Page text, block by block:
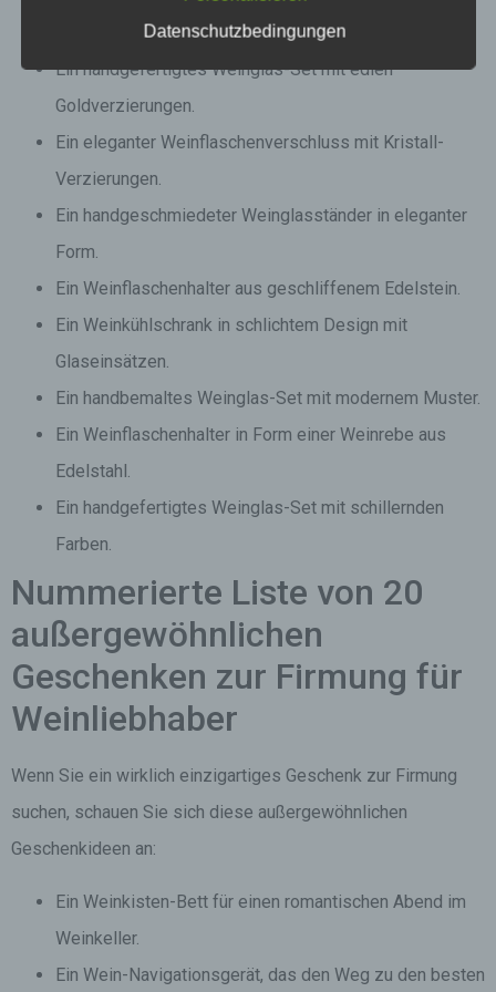
Ein Weinregal in Form eines Weinsilhouettes.
Ein handgefertigtes Weinglas-Set mit edlen
Goldverzierungen.
Ein eleganter Weinflaschenverschluss mit Kristall-
Verzierungen.
Ein handgeschmiedeter Weinglasständer in eleganter
Form.
Ein Weinflaschenhalter aus geschliffenem Edelstein.
Ein Weinkühlschrank in schlichtem Design mit
Glaseinsätzen.
Ein handbemaltes Weinglas-Set mit modernem Muster.
Ein Weinflaschenhalter in Form einer Weinrebe aus
Edelstahl.
Ein handgefertigtes Weinglas-Set mit schillernden
Farben.
Nummerierte Liste von 20
außergewöhnlichen
Geschenken zur Firmung für
Weinliebhaber
Wenn Sie ein wirklich einzigartiges Geschenk zur Firmung
suchen, schauen Sie sich diese außergewöhnlichen
Geschenkideen an:
Ein Weinkisten-Bett für einen romantischen Abend im
Weinkeller.
Ein Wein-Navigationsgerät, das den Weg zu den besten
Datenschutzbedingungen